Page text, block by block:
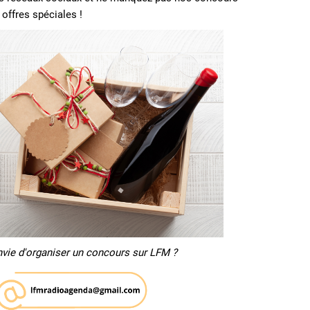
offres spéciales !
d'organiser un concours sur LFM ?